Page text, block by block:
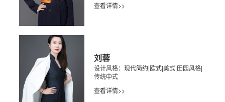
查看详情>>
刘蓉
设计风格：现代简约|欧式|美式|田园风格|
传统中式
查看详情>>